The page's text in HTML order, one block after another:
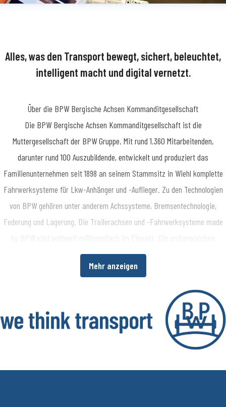
Alles, was den Transport bewegt, sichert, beleuchtet,
intelligent macht und digital vernetzt.
Mehr anzeigen
Über die BPW Bergische Achsen Kommanditgesellschaft
​Die BPW Bergische Achsen Kommanditgesellschaft ist die
Muttergesellschaft der BPW Gruppe. Mit rund 1.360 Mitarbeitenden,
darunter rund 100 Auszubildende, entwickelt und produziert das
Familienunternehmen seit 1898 an seinem Stammsitz in Wiehl komplette
Fahrwerksysteme für Lkw-Anhänger und -Auflieger. Zu den Technologien
von BPW gehören unter anderem Achssysteme, Bremsentechnologie,
Federung und Lagerung. Die Trailerachsen und -Fahrwerksysteme made
by BPW sind weltweit millionenfach im Einsatz. Ein umfangreiches
Dienstleistungsspektrum bietet Fahrzeugherstellern und -betreibern
darüber hinaus die Möglichkeit, die Wirtschaftlichkeit in ihren
Über die BPW Gruppe
​Die BPW Gruppe erforscht, entwickelt und produziert alles, was den
Transport bewegt, sichert, beleuchtet, intelligent macht und digital